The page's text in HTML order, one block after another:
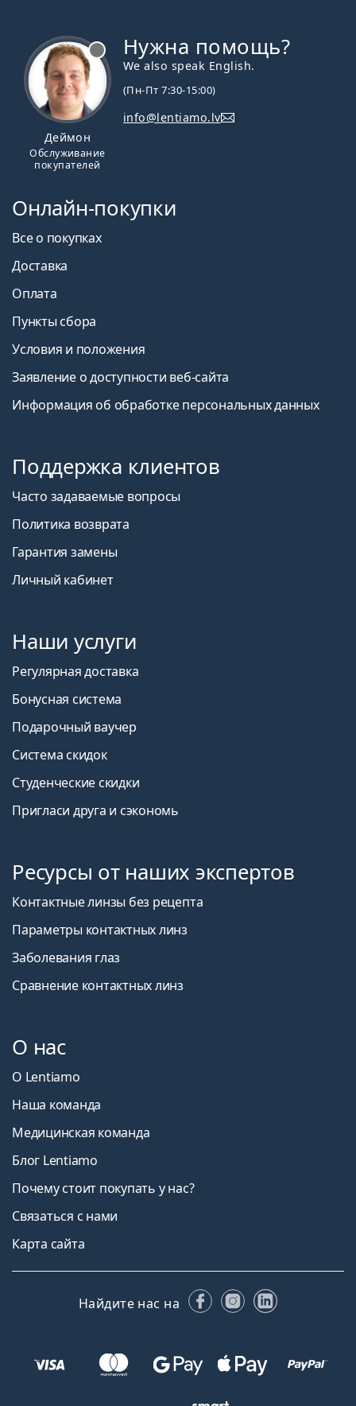
Деймон
Обслуживание
покупателей
Нужна помощь?
We also speak English.
(Пн-Пт 7:30-15:00)
info@lentiamo.lv
Онлайн-покупки
Все о покупках
Доставка
Оплата
Пункты сбора
Условия и положения
Заявление о доступности веб-сайта
Информация об обработке персональных данных
Поддержка клиентов
Часто задаваемые вопросы
Политика возврата
Гарантия замены
Личный кабинет
Наши услуги
Регулярная доставка
Бонусная система
Подарочный ваучер
Система скидок
Студенческие скидки
Пригласи друга и сэкономь
Ресурсы от наших экспертов
Контактные линзы без рецепта
Параметры контактных линз
Заболевания глаз
Сравнение контактных линз
О нас
О Lentiamo
Наша команда
Медицинская команда
Блог Lentiamo
Почему стоит покупать у нас?
Связаться с нами
Карта сайта
Найдите нас на FacebookInstagram
LinkedIn